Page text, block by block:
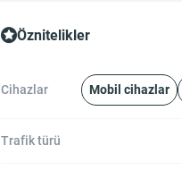
Öznitelikler
Cihazlar Mobil cihazlar
Trafik türü